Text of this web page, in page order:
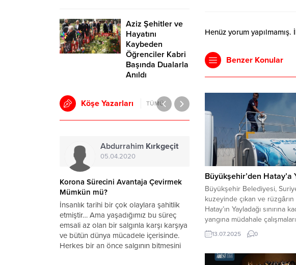
Henüz yorum
Benzer Konular
Büyükşehir’den Hatay’a
Büyükşehir Belediyesi,
kuzeyinde çıkan ve
Hatay’ın Yayladağı sınırına
yangına müdahale
4 personelle destek veriyor.
Kahramanmaraş Büyükşehir
duyarlılığı bir kez daha
13.07.2025 0
Aziz Şehitler ve
Hayatını
Kaybeden
Öğrenciler Kabri
Başında Dualarla
Anıldı
Köşe Yazarları TÜMÜ
Abdurrahim Kırkgeçit
05.04.2020
Korona Sürecini Avantaja Çevirmek
Mümkün mü?
İnsanlık tarihi bir çok olaylara şahitlik
etmiştir… Ama yaşadığımız bu süreç
emsali az olan bir salgınla karşı karşıya
ve bütün dünya mücadele içerisinde.
Herkes bir an önce salgının bitmesini